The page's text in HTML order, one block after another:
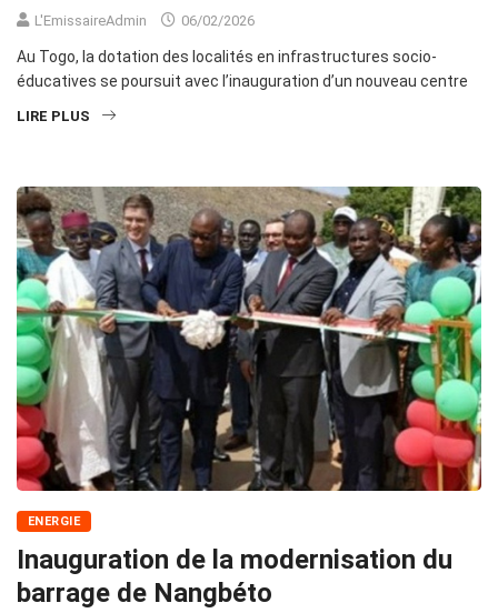
L'EmissaireAdmin 06/02/2026
Au Togo, la dotation des localités en infrastructures socio-
éducatives se poursuit avec l’inauguration d’un nouveau centre
LIRE PLUS
ENERGIE
Inauguration de la modernisation du
barrage de Nangbéto